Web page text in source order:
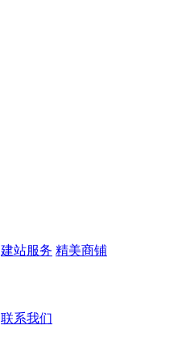
建站服务 精美商铺
联系我们